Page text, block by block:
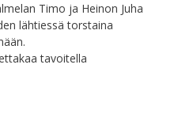
Timo ja Heinon Juha
lähtiessä torstaina
tavoitella